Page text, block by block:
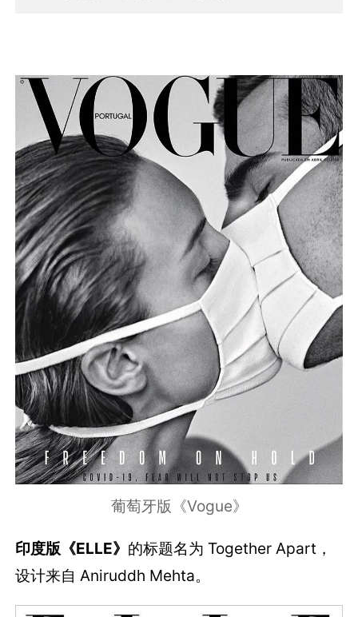
葡萄牙版《Vogue》
印度版《ELLE》 的标题名为 Together Apart，
设计来自 Aniruddh Mehta。